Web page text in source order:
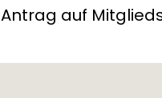
Antrag auf